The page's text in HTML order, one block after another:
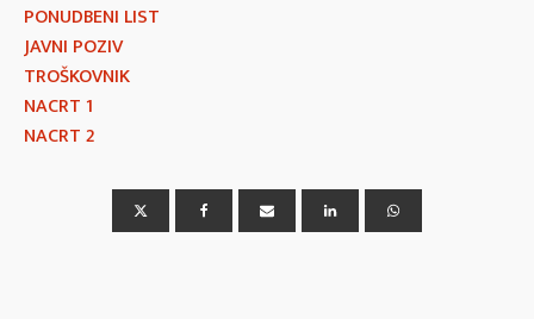
PONUDBENI LIST
JAVNI POZIV
TROŠKOVNIK
NACRT 1
NACRT 2